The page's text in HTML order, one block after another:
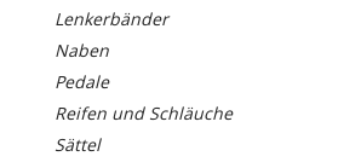
Lenkerbänder
Naben
Pedale
Reifen und Schläuche
Sättel